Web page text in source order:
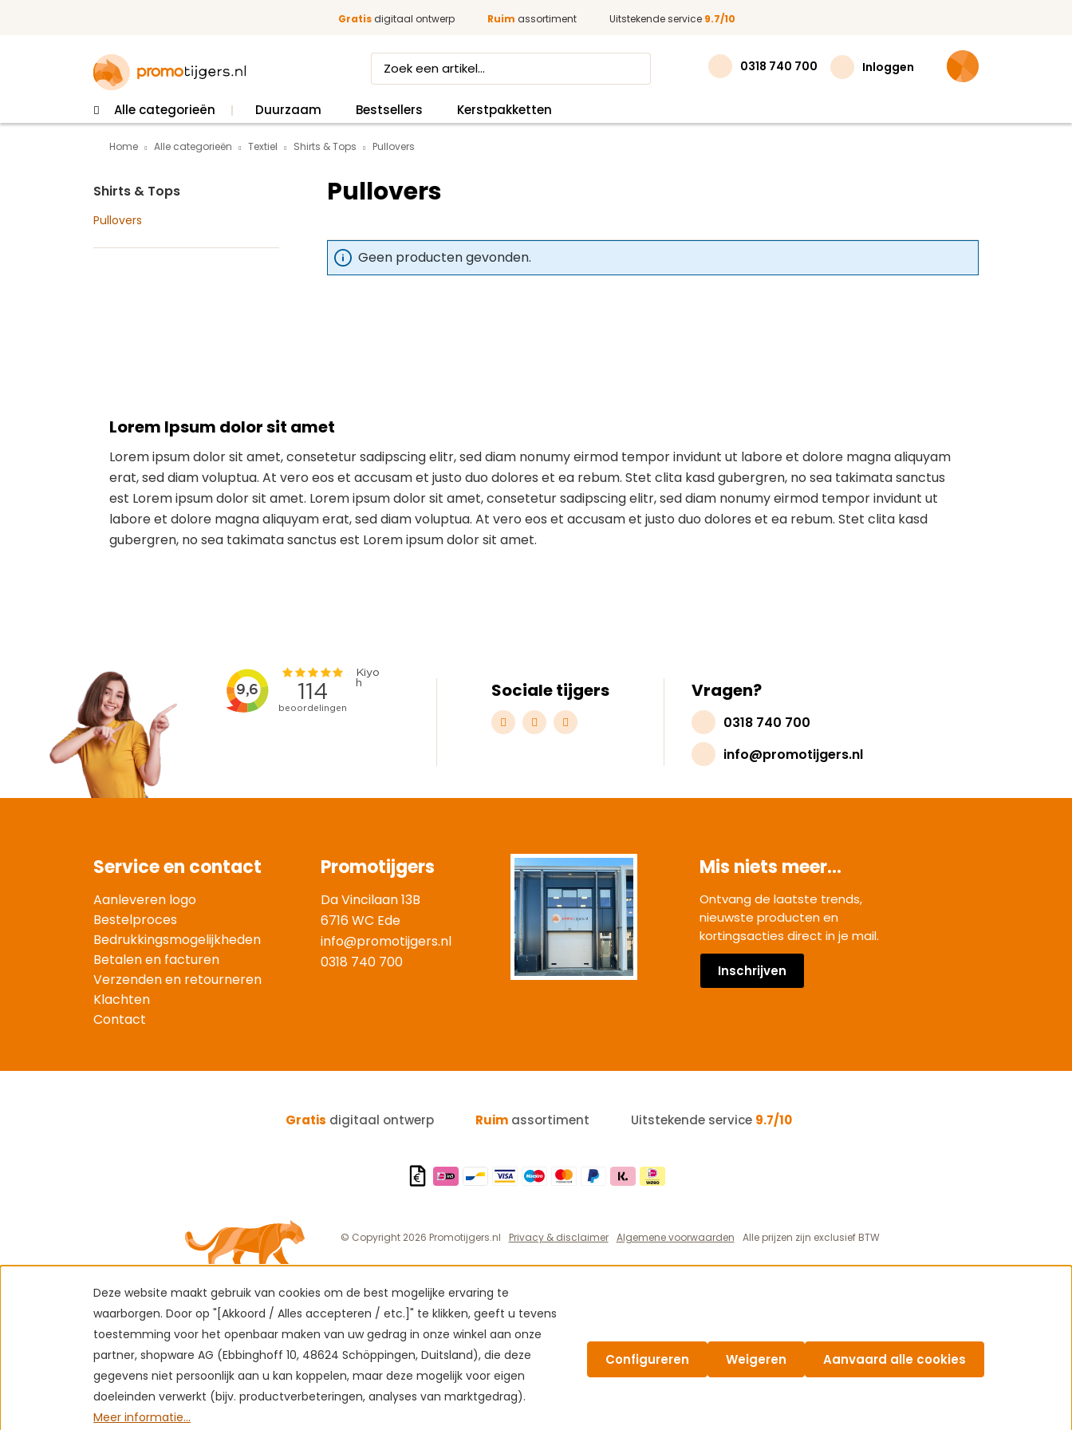
Gratisdigitaal ontwerp Ruim assortiment Uitstekende service 9.7/10
0318 740 700 Inloggen
Alle categorieën Duurzaam Bestsellers Kerstpakketten
Home Alle categorieën Textiel Shirts & Tops Pullovers
Shirts & Tops
Pullovers
Pullovers
Geen producten gevonden.
Lorem Ipsum dolor sit amet
Lorem ipsum dolor sit amet, consetetur sadipscing elitr, sed diam nonumy eirmod tempor invidunt ut labore et dolore magna aliquyam
erat, sed diam voluptua. At vero eos et accusam et justo duo dolores et ea rebum. Stet clita kasd gubergren, no sea takimata sanctus
est Lorem ipsum dolor sit amet. Lorem ipsum dolor sit amet, consetetur sadipscing elitr, sed diam nonumy eirmod tempor invidunt ut
labore et dolore magna aliquyam erat, sed diam voluptua. At vero eos et accusam et justo duo dolores et ea rebum. Stet clita kasd
gubergren, no sea takimata sanctus est Lorem ipsum dolor sit amet.
Sociale tijgers Vragen?
0318 740 700
info@promotijgers.nl
Service en contact
Aanleveren logo
Bestelproces
Bedrukkingsmogelijkheden
Betalen en facturen
Verzenden en retourneren
Klachten
Contact
Promotijgers
Da Vincilaan 13B
6716 WC Ede
info@promotijgers.nl
0318 740 700
Mis niets meer...
Ontvang de laatste trends,
nieuwste producten en
kortingsacties direct in je mail.
Inschrijven
Gratis digitaal ontwerp Ruim assortiment Uitstekende service 9.7/10
© Copyright 2026 Promotijgers.nl Privacy & disclaimer Algemene voorwaarden Alle prijzen zijn exclusief BTW
Deze website maakt gebruik van cookies om de best mogelijke ervaring te
waarborgen. Door op "[Akkoord / Alles accepteren / etc.]" te klikken, geeft u tevens
toestemming voor het openbaar maken van uw gedrag in onze winkel aan onze
partner, shopware AG (Ebbinghoff 10, 48624 Schöppingen, Duitsland), die deze
gegevens niet persoonlijk aan u kan koppelen, maar deze mogelijk voor eigen
doeleinden verwerkt (bijv. productverbeteringen, analyses van marktgedrag).
Meer informatie...
Weigeren
Configureren Aanvaard alle cookies